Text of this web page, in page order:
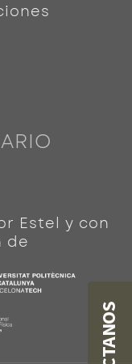
Estel y con
de